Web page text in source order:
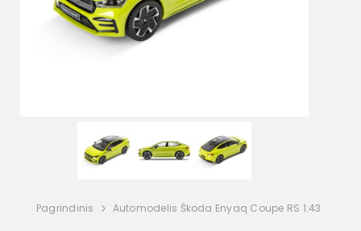
Pagrindinis Automodelis Škoda Enyaq Coupe RS 1:43
Adapteris USB Scala